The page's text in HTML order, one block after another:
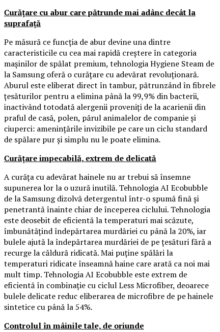
Curățare cu abur care pătrunde mai adânc decât la
suprafață
Pe măsură ce funcția de abur devine una dintre
caracteristicile cu cea mai rapidă creștere în categoria
mașinilor de spălat premium, tehnologia Hygiene Steam de
la Samsung oferă o curățare cu adevărat revoluționară.
Aburul este eliberat direct în tambur, pătrunzând în fibrele
țesăturilor pentru a elimina până la 99,9% din bacterii,
inactivând totodată alergenii proveniți de la acarienii din
praful de casă, polen, părul animalelor de companie și
ciuperci: amenințările invizibile pe care un ciclu standard
de spălare pur și simplu nu le poate elimina.
Curățare impecabilă, extrem de delicată
A curăța cu adevărat hainele nu ar trebui să însemne
supunerea lor la o uzură inutilă. Tehnologia AI Ecobubble
de la Samsung dizolvă detergentul într-o spumă fină și
penetrantă înainte chiar de începerea ciclului. Tehnologia
este deosebit de eficientă la temperaturi mai scăzute,
îmbunătățind îndepărtarea murdăriei cu până la 20%, iar
bulele ajută la îndepărtarea murdăriei de pe țesături fără a
recurge la căldură ridicată. Mai puține spălări la
temperaturi ridicate înseamnă haine care arată ca noi mai
mult timp. Tehnologia AI Ecobubble este extrem de
eficientă în combinație cu ciclul Less Microfiber, deoarece
bulele delicate reduc eliberarea de microfibre de pe hainele
sintetice cu până la 54%.
Controlul în mâinile tale, de oriunde